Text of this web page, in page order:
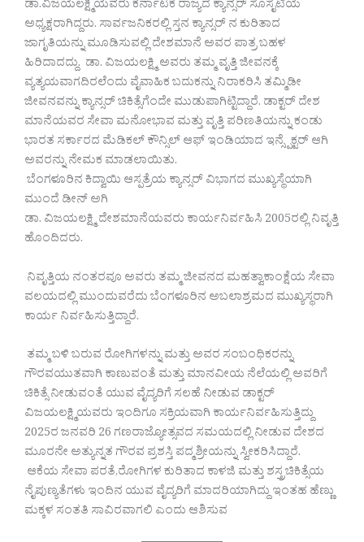
ಡಾ.ವಿಜಯಲಕ್ಷ್ಮಿಯವರು ಕರ್ನಾಟಕ ರಾಜ್ಯದ ಕ್ಯಾನ್ಸರ್ ಸೊಸೈಟಿಯ
ಅಧ್ಯಕ್ಷರಾಗಿದ್ದರು. ಸಾರ್ವಜನಿಕರಲ್ಲಿ ಸ್ತನ ಕ್ಯಾನ್ಸರ್ ನ ಕುರಿತಾದ
ಜಾಗೃತಿಯನ್ನು ಮೂಡಿಸುವಲ್ಲಿ ದೇಶಮಾನೆ ಅವರ ಪಾತ್ರ ಬಹಳ
ಹಿರಿದಾದದ್ದು. ಡಾ. ವಿಜಯಲಕ್ಷ್ಮಿ ಅವರು ತಮ್ಮ ವೃತ್ತಿ ಜೀವನಕ್ಕೆ
ವ್ಯತ್ಯಯವಾಗದಿರಲೆಂದು ವೈವಾಹಿಕ ಬದುಕನ್ನು ನಿರಾಕರಿಸಿ ತಮ್ಮಿಡೀ
ಜೀವನವನ್ನು ಕ್ಯಾನ್ಸರ್ ಚಿಕಿತ್ಸೆಗೆಂದೇ ಮುಡುಪಾಗಿಟ್ಟಿದ್ದಾರೆ. ಡಾಕ್ಟರ್ ದೇಶ
ಮಾನೆಯವರ ಸೇವಾ ಮನೋಭಾವ ಮತ್ತು ವೃತ್ತಿ ಪರಿಣತಿಯನ್ನು ಕಂಡು
ಭಾರತ ಸರ್ಕಾರದ ಮೆಡಿಕಲ್ ಕೌನ್ಸಿಲ್ ಆಫ್ ಇಂಡಿಯಾದ ಇನ್ಸ್ಪೆಕ್ಟರ್ ಆಗಿ
ಅವರನ್ನು ನೇಮಕ ಮಾಡಲಾಯಿತು.
ಬೆಂಗಳೂರಿನ ಕಿದ್ವಾಯಿ ಆಸ್ಪತ್ರೆಯ ಕ್ಯಾನ್ಸರ್ ವಿಭಾಗದ ಮುಖ್ಯಸ್ಥೆಯಾಗಿ
ಮುಂದೆ ಡೀನ್ ಅಗಿ
ಡಾ. ವಿಜಯಲಕ್ಷ್ಮಿ ದೇಶಮಾನೆಯವರು ಕಾರ್ಯನಿರ್ವಹಿಸಿ 2005ರಲ್ಲಿ ನಿವೃತ್ತಿ
ಹೊಂದಿದರು.
ನಿವೃತ್ತಿಯ ನಂತರವೂ ಅವರು ತಮ್ಮ ಜೀವನದ ಮಹತ್ವಾಕಾಂಕ್ಷೆಯ ಸೇವಾ
ವಲಯದಲ್ಲಿ ಮುಂದುವರೆದು ಬೆಂಗಳೂರಿನ ಅಬಲಾಶ್ರಮದ ಮುಖ್ಯಸ್ಥರಾಗಿ
ಕಾರ್ಯ ನಿರ್ವಹಿಸುತ್ತಿದ್ದಾರೆ.
ತಮ್ಮ ಬಳಿ ಬರುವ ರೋಗಿಗಳನ್ನು ಮತ್ತು ಅವರ ಸಂಬಂಧಿಕರನ್ನು
ಗೌರವಯುತವಾಗಿ ಕಾಣುವಂತೆ ಮತ್ತು ಮಾನವೀಯ ನೆಲೆಯಲ್ಲಿ ಅವರಿಗೆ
ಚಿಕಿತ್ಸೆ ನೀಡುವಂತೆ ಯುವ ವೈದ್ಯರಿಗೆ ಸಲಹೆ ನೀಡುವ ಡಾಕ್ಟರ್
ವಿಜಯಲಕ್ಷ್ಮಿಯವರು ಇಂದಿಗೂ ಸಕ್ರಿಯವಾಗಿ ಕಾರ್ಯನಿರ್ವಹಿಸುತ್ತಿದ್ದು
2025ರ ಜನವರಿ 26 ಗಣರಾಜ್ಯೋತ್ಸವದ ಸಮಯದಲ್ಲಿ ನೀಡುವ ದೇಶದ
ಮೂರನೇ ಅತ್ಯುನ್ನತ ಗೌರವ ಪ್ರಶಸ್ತಿ ಪದ್ಮಶ್ರೀಯನ್ನು ಸ್ವೀಕರಿಸಿದ್ದಾರೆ.
ಆಕೆಯ ಸೇವಾ ಪರತೆ,ರೋಗಿಗಳ ಕುರಿತಾದ ಕಾಳಜಿ ಮತ್ತು ಶಸ್ತ್ರಚಿಕಿತ್ಸೆಯ
ನೈಪುಣ್ಯತೆಗಳು ಇಂದಿನ ಯುವ ವೈದ್ಯರಿಗೆ ಮಾದರಿಯಾಗಿದ್ದು ಇಂತಹ ಹೆಣ್ಣು
ಮಕ್ಕಳ ಸಂತತಿ ಸಾವಿರವಾಗಲಿ ಎಂದು ಆಶಿಸುವ